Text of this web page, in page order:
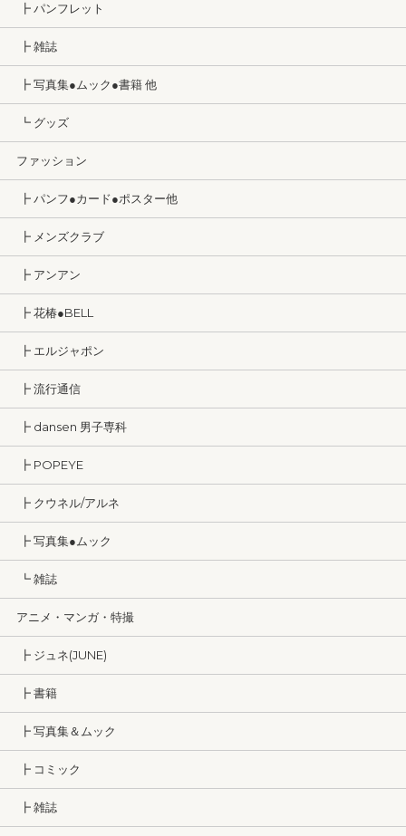
┣ パンフレット
┣ 雑誌
┣ 写真集●ムック●書籍 他
┗ グッズ
ファッション
┣ パンフ●カード●ポスター他
┣ メンズクラブ
┣ アンアン
┣ 花椿●BELL
┣ エルジャポン
┣ 流行通信
┣ dansen 男子専科
┣ POPEYE
┣ クウネル/アルネ
┣ 写真集●ムック
┗ 雑誌
アニメ・マンガ・特撮
┣ ジュネ(JUNE)
┣ 書籍
┣ 写真集＆ムック
┣ コミック
┣ 雑誌